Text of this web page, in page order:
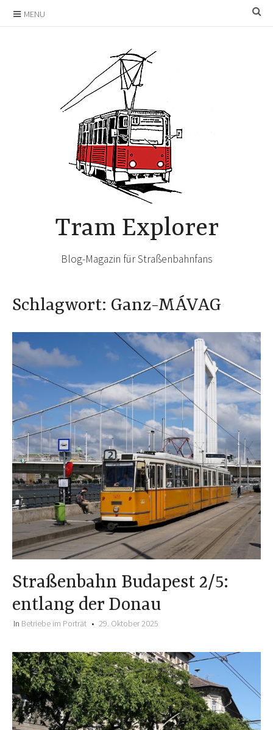
Skip
to
Tram Explorer
Blog-Magazin für Straßenbahnfans
MENU
Schlagwort: Ganz-MÁVAG
Straßenbahn Budapest 2/5:
entlang der Donau
In Betriebe im Porträt 29. Oktober 2025